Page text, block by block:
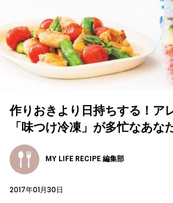
作りおきより日持ちする！ア
「味つけ冷凍」が多忙なあな
MY LIFE RECIPE 編集部
2017年01月30日